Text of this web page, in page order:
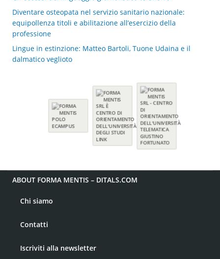
Diventare osteopata nel servizio sanitario nazionale:
equipollenza titoli e abilitazione all’esercizio della
professione
Lingue in estinzione: Matteo Bartoli, Tuone Udaina e il
dalmatico veglioto
ABOUT FORMA MENTIS – DITALS.COM
Chi siamo
Contatti
Iscriviti alla newsletter